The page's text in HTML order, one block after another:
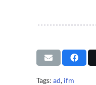
Tags: ad, ifm